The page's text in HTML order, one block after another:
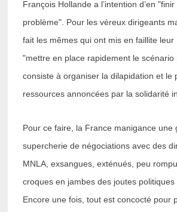
François Hollande a l’intention d’en
problème". Pour les véreux dirigeants
fait les mêmes qui ont mis en faillite leur
"mettre en place rapidement le scénario
consiste à organiser la dilapidation et le
ressources annoncées par la solidarité
Pour ce faire, la France manigance une
supercherie de négociations avec des
MNLA, exsangues, exténués, peu
croques en jambes des joutes politiques
Encore une fois, tout est concocté pour